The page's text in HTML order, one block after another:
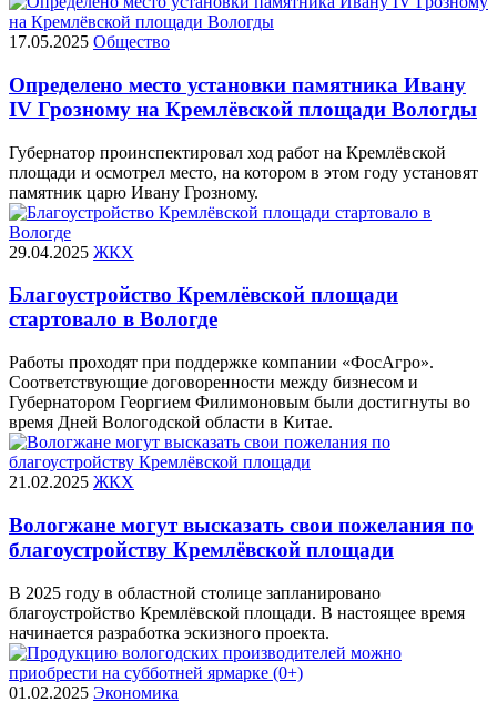
17.05.2025 Общество
Определено место установки памятника Ивану
IV Грозному на Кремлёвской площади Вологды
Губернатор проинспектировал ход работ на Кремлёвской
площади и осмотрел место, на котором в этом году установят
памятник царю Ивану Грозному.
29.04.2025 ЖКХ
Благоустройство Кремлёвской площади
стартовало в Вологде
Работы проходят при поддержке компании «ФосАгро».
Соответствующие договоренности между бизнесом и
Губернатором Георгием Филимоновым были достигнуты во
время Дней Вологодской области в Китае.
21.02.2025 ЖКХ
Вологжане могут высказать свои пожелания по
благоустройству Кремлёвской площади
В 2025 году в областной столице запланировано
благоустройство Кремлёвской площади. В настоящее время
начинается разработка эскизного проекта.
01.02.2025 Экономика